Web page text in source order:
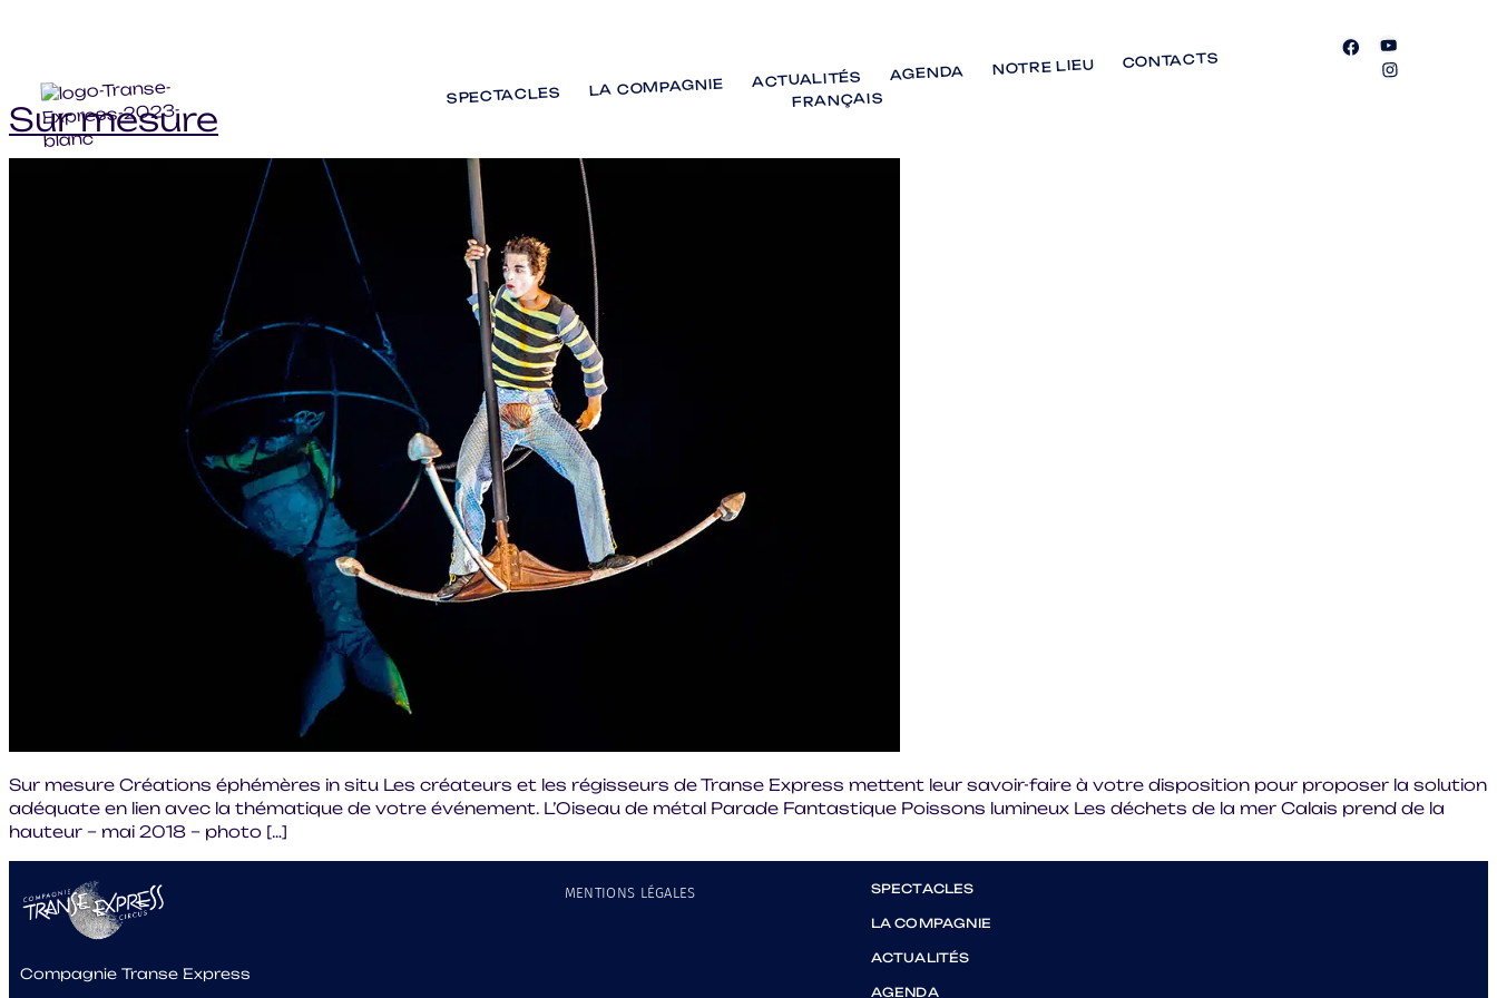
SPECTACLES LA COMPAGNIE ACTUALITÉS AGENDA NOTRE LIEU CONTACTS
FRANÇAIS
Sur mesure
Sur mesure Créations éphémères in situ Les créateurs et les régisseurs de Transe Express mettent leur savoir-faire à votre disposition pour proposer la solution
adéquate en lien avec la thématique de votre événement. L’Oiseau de métal Parade Fantastique Poissons lumineux Les déchets de la mer Calais prend de la
hauteur – mai 2018 – photo […]
Compagnie Transe Express
MENTIONS LÉGALES SPECTACLES
LA COMPAGNIE
ACTUALITÉS
AGENDA